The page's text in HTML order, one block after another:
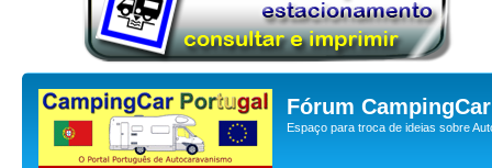
Fórum
Espaço para troca de ideias sobre